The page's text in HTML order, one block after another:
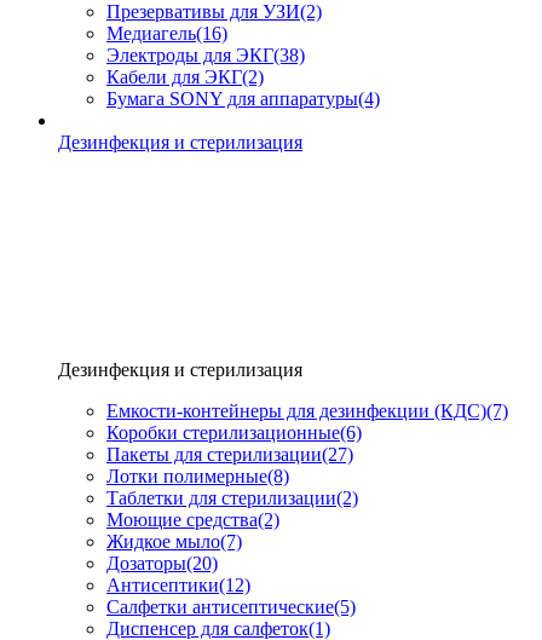
Презервативы для УЗИ(2)
Медиагель(16)
Электроды для ЭКГ(38)
Кабели для ЭКГ(2)
Бумага SONY для аппаратуры(4)
Дезинфекция и стерилизация
Дезинфекция и стерилизация
Емкости-контейнеры для дезинфекции (КДС)(7)
Коробки стерилизационные(6)
Пакеты для стерилизации(27)
Лотки полимерные(8)
Таблетки для стерилизации(2)
Моющие средства(2)
Жидкое мыло(7)
Дозаторы(20)
Антисептики(12)
Салфетки антисептические(5)
Диспенсер для салфеток(1)